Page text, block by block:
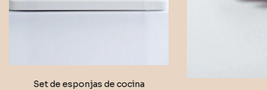
Set de esponjas de cocina